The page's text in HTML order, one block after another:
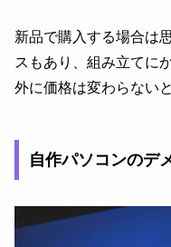
新品で購入する場合は
スもあり、組み立てに
外に価格は変わらない
自作パソコンのデ